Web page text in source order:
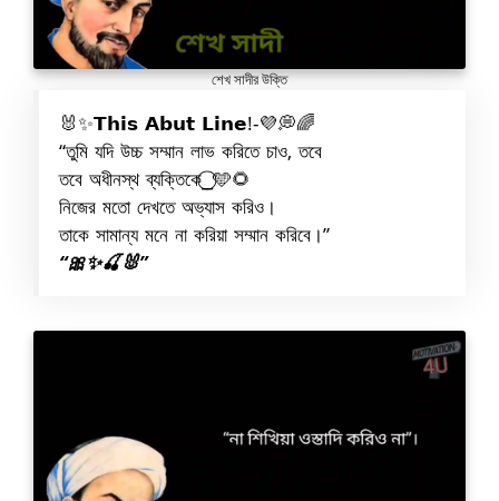
শেখ সাদীর উক্তি
🐰✨𝗧𝗵𝗶𝘀 𝗔𝗯𝘂𝘁 𝗟𝗶𝗻𝗲!-💜💭🌈
“তুমি যদি উচ্চ সম্মান লাভ করিতে চাও, তবে
তবে অধীনস্থ ব্যক্তিকে⎯⃝🩵🌻
নিজের মতো দেখতে অভ্যাস করিও।
তাকে সামান্য মনে না করিয়া সম্মান করিবে।”
“🎀✨🍒🐰”